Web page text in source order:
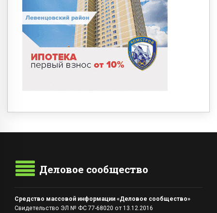
Деловое сообщество
Средство массовой информации «Деловое сообщество»
Свидетельство ЭЛ № ФС 77-68020 от 13.12.2016